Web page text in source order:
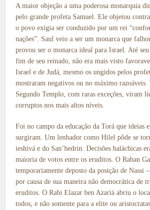
A maior objeção a uma poderosa monarquia
pelo grande profeta Samuel. Ele objetou
o povo exigia ser conduzido por um rei
nações”. Saul veio a ser um monarca que
provou ser o monarca ideal para Israel. Até
fim de seu reinado, não era mais visto
Israel e de Judá, mesmo os ungidos pelos
mostraram negativos ou no máximo
Segundo Templo, com raras exceções, viram
corruptos nos mais altos níveis.
Foi no campo da educação da Torá que ideias
surgiram. Um lenhador como Hilel pôde se
ieshivá e do San’hedrin. Decisões haláchicas
maioria de votos entre os eruditos. O Raban
temporariamente deposto da posição de Nassi
por causa de sua maneira não democrática de
eruditos. O Rabi Elazar ben Azariá abriu o
todos, e não somente para a elite ou